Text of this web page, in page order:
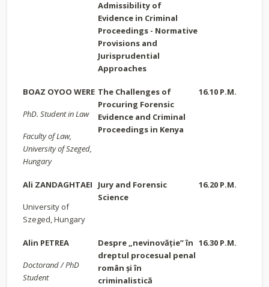
Admissibility of
Evidence in Criminal
Proceedings - Normative
Provisions and
Jurisprudential
Approaches
BOAZ OYOO WERE
PhD. Student in Law
Faculty of Law,
University of Szeged,
Hungary
The Challenges of
Procuring Forensic
Evidence and Criminal
Proceedings in Kenya
16.10 P.M.
Ali ZANDAGHTAEI
University of
Szeged, Hungary
Jury and Forensic
Science
16.20 P.M.
Alin PETREA
Doctorand / PhD
Student
Despre „nevinovăție” în
dreptul procesual penal
român și în
criminalistică
16.30 P.M.